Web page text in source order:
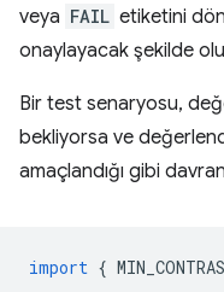
veya FAIL etiketini
onaylayacak şekilde
Bir test senaryosu,
bekliyorsa ve
amaçlandığı gibi
import {